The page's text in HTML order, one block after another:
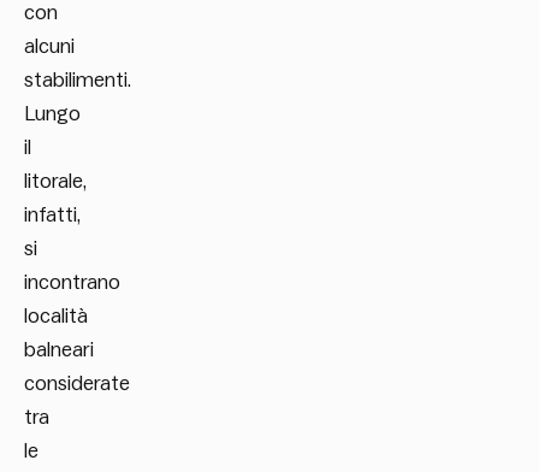
con
alcuni
stabilimenti.
Lungo
il
litorale,
infatti,
si
incontrano
località
balneari
considerate
tra
le